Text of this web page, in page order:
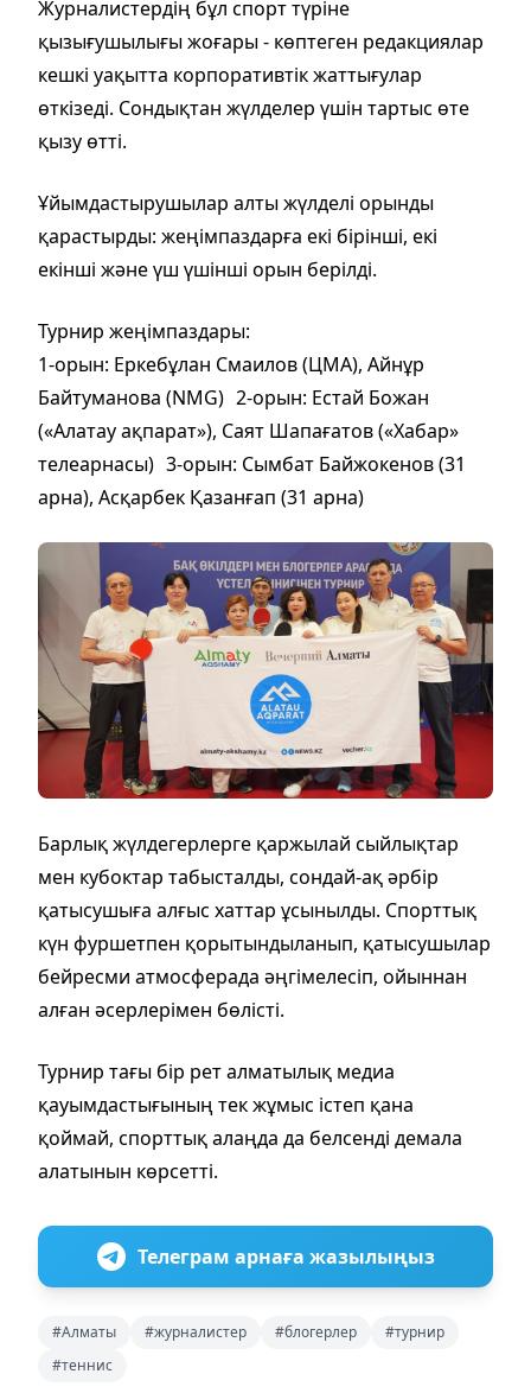
Журналистердің бұл спорт түріне
қызығушылығы жоғары - көптеген редакциялар
кешкі уақытта корпоративтік жаттығулар
өткізеді. Сондықтан жүлделер үшін тартыс өте
қызу өтті.
Ұйымдастырушылар алты жүлделі орынды
қарастырды: жеңімпаздарға екі бірінші, екі
екінші және үш үшінші орын берілді.
Турнир жеңімпаздары:
1-орын: Еркебұлан Смаилов (ЦМА), Айнұр
Байтуманова (NMG) 2-орын: Естай Божан
(«Алатау ақпарат»), Саят Шапағатов («Хабар»
телеарнасы) 3-орын: Сымбат Байжокенов (31
арна), Асқарбек Қазанғап (31 арна)
Барлық жүлдегерлерге қаржылай сыйлықтар
мен кубоктар табысталды, сондай-ақ әрбір
қатысушыға алғыс хаттар ұсынылды. Спорттық
күн фуршетпен қорытындыланып, қатысушылар
бейресми атмосферада әңгімелесіп, ойыннан
алған әсерлерімен бөлісті.
Турнир тағы бір рет алматылық медиа
қауымдастығының тек жұмыс істеп қана
қоймай, спорттық алаңда да белсенді демала
алатынын көрсетті.
Телеграм арнаға жазылыңыз
#Алматы #журналистер #блогерлер
#турнир
#теннис